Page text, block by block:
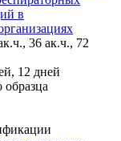
в
36 ак.ч., 72
12 дней
образца